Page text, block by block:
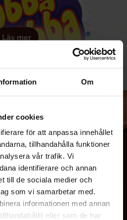
Om
cookies
för att anpassa innehållet
tillhandahålla funktioner
vår trafik. Vi
identifierare och annan
till de sociala medier och
som vi samarbetar med.
informationen med annan
eller som de har
Läs mer